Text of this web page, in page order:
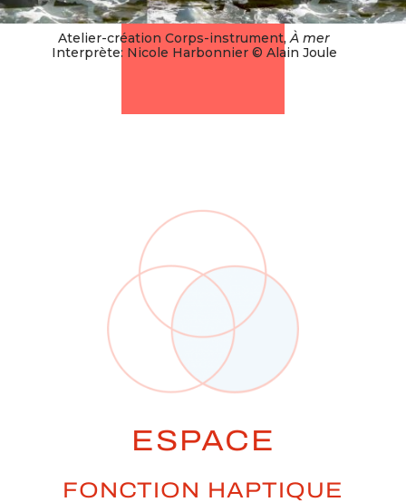
Atelier-création Corps-instrument,À mer
Interprète: Nicole Harbonnier © Alain Joule
ESPACE
FONCTION HAPTIQUE